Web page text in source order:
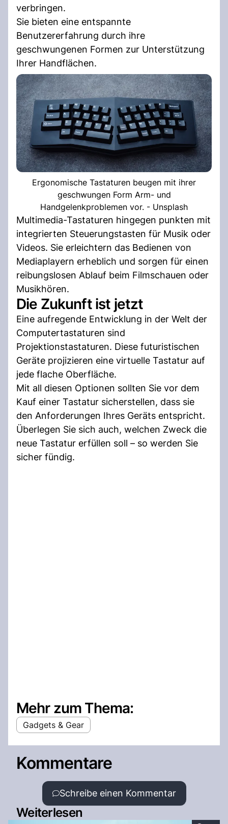
verbringen.
Sie bieten eine entspannte
Benutzererfahrung durch ihre
geschwungenen Formen zur Unterstützung
Ihrer Handflächen.
Ergonomische Tastaturen beugen mit ihrer
geschwungen Form Arm- und
Handgelenkproblemen vor. - Unsplash
Multimedia-Tastaturen hingegen punkten mit
integrierten Steuerungstasten für Musik oder
Videos. Sie erleichtern das Bedienen von
Mediaplayern erheblich und sorgen für einen
reibungslosen Ablauf beim Filmschauen oder
Musikhören.
Die Zukunft ist jetzt
Eine aufregende Entwicklung in der Welt der
Computertastaturen sind
Projektionstastaturen. Diese futuristischen
Geräte projizieren eine virtuelle Tastatur auf
jede flache Oberfläche.
Mit all diesen Optionen sollten Sie vor dem
Kauf einer Tastatur sicherstellen, dass sie
den Anforderungen Ihres Geräts entspricht.
Überlegen Sie sich auch, welchen Zweck die
neue Tastatur erfüllen soll – so werden Sie
sicher fündig.
Mehr zum Thema:
Gadgets & Gear
Kommentare
Schreibe einen Kommentar
Weiterlesen